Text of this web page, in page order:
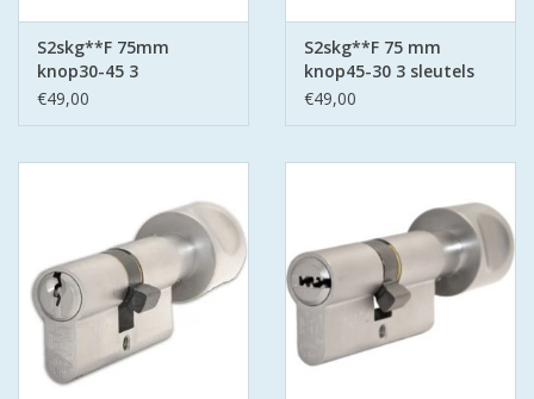
S2skg**F 75mm
knop30-45 3
keersleutels
€49,00
S2skg**F 75 mm
knop45-30 3 sleutels
€49,00